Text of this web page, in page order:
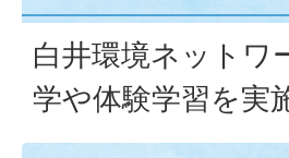
白井環境ネットワ
学や体験学習を実